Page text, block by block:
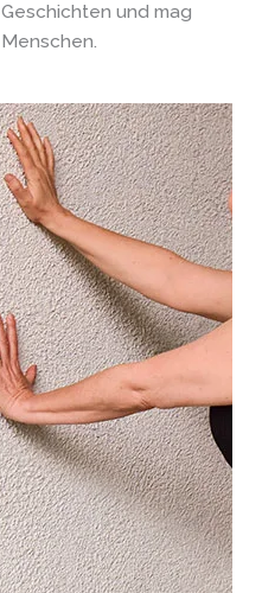
Geschichten und mag
Menschen.